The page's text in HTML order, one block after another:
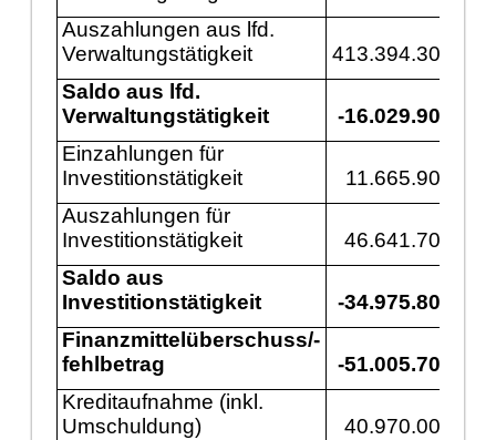
Auszahlungen aus lfd.
Verwaltungstätigkeit 413.394.300
Saldo aus lfd.
Verwaltungstätigkeit -16.029.900
Einzahlungen für
Investitionstätigkeit 11.665.900
Auszahlungen für
Investitionstätigkeit 46.641.700
Saldo aus
Investitionstätigkeit -34.975.800
Finanzmittelü berschuss/-
fehlbetrag
-51.005.700
Kreditaufnahme (inkl.
Umschuldung)
40.970.000